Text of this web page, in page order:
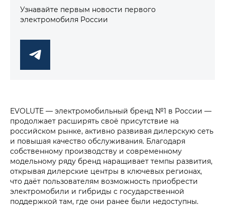
Узнавайте первым новости первого
электромобиля России
EVOLUTE — электромобильный бренд №1 в России —
продолжает расширять своё присутствие на
российском рынке, активно развивая дилерскую сеть
и повышая качество обслуживания. Благодаря
собственному производству и современному
модельному ряду бренд наращивает темпы развития,
открывая дилерские центры в ключевых регионах,
что даёт пользователям возможность приобрести
электромобили и гибриды с государственной
поддержкой там, где они ранее были недоступны.